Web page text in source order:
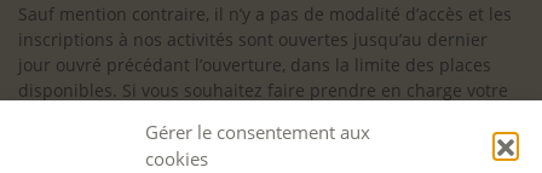
Gérer le consentement aux
cookies
Sauf mention contraire, il n’y a pas de modalité d’accès et les
inscriptions à nos activités sont ouvertes jusqu’au dernier
jour ouvré précédant l’ouverture, dans la limite des places
disponibles. Si vous souhaitez faire prendre en charge votre
est à effectuer au plus tard un mois avant le début de la